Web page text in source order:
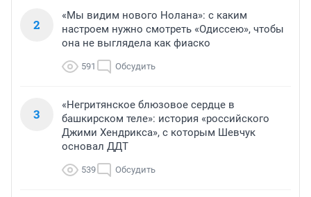
2
«Мы видим нового Нолана»: с каким
настроем нужно смотреть «Одиссею», чтобы
она не выглядела как фиаско
591 Обсудить
3
«Негритянское блюзовое сердце в
башкирском теле»: история «российского
Джими Хендрикса», с которым Шевчук
основал ДДТ
539 Обсудить